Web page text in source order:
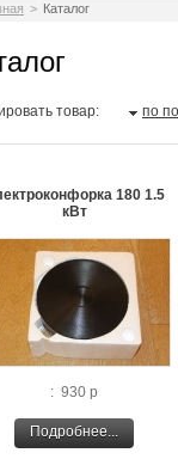
> Каталог
товар: по
180 1.5
кВт
: 930 р
Подробнее...